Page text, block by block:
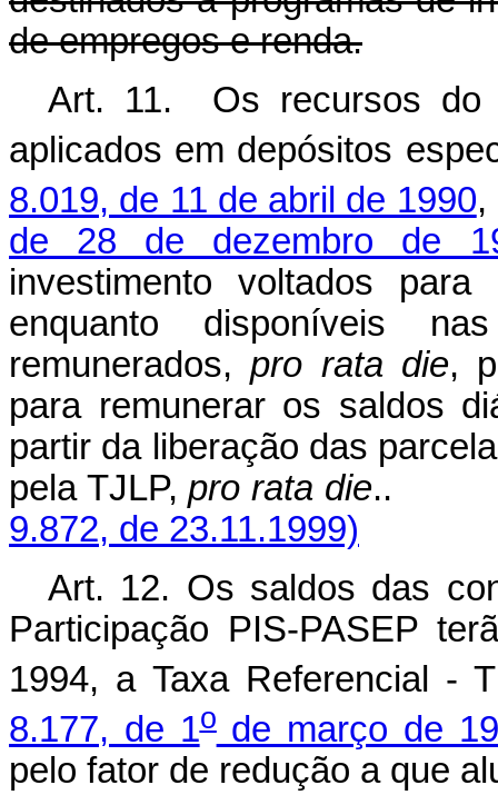
de empregos e renda.
Art. 11. Os recursos do
aplicados em depósitos
8.019, de 11 de abril de 1990,
de 28 de dezembro de
investimento voltados
enquanto disponíveis
remunerados,pro rata die,
para remunerar os saldos
partir da liberação das
pela TJLP,pro rata die
9.872, de 23.11.1999)
Art. 12. Os saldos das
Participação PIS-PASEP
1994, a Taxa Referencial -
8.177, de 1ode março de
pelo fator de redução a que